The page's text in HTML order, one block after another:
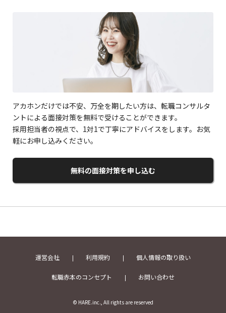
アカホンだけでは不安、万全を期したい方は、転職コンサルタ
ントによる面接対策を無料で受けることができます。
採用担当者の視点で、1対1で丁寧にアドバイスをします。お気
軽にお申し込みください。
無料の面接対策を申し込む
運営会社 利用規約 個人情報の取り扱い
転職赤本のコンセプト お問い合わせ
© HARE.inc., All rights are reserved